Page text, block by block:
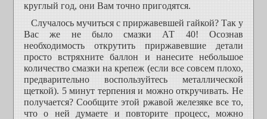
круглый год, они Вам точно пригодятся.
Случалось мучиться с приржавевшей гайкой? Так у
Вас же не было смазки АТ 40! Осознав
необходимость открутить приржавевшие детали
просто встряхните баллон и нанесите небольшое
количество смазки на крепеж (если все совсем плохо,
предварительно воспользуйтесь металлической
щеткой). 5 минут терпения и можно откручивать. Не
получается? Сообщите этой ржавой железяке все то,
что о ней думаете и повторите процесс, можно